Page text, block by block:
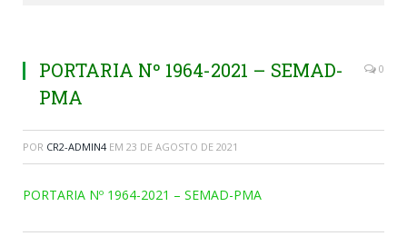
PORTARIA Nº 1964-2021 – SEMAD-
PMA
0
POR CR2-ADMIN4 EM 23 DE AGOSTO DE 2021
PORTARIA Nº 1964-2021 – SEMAD-PMA